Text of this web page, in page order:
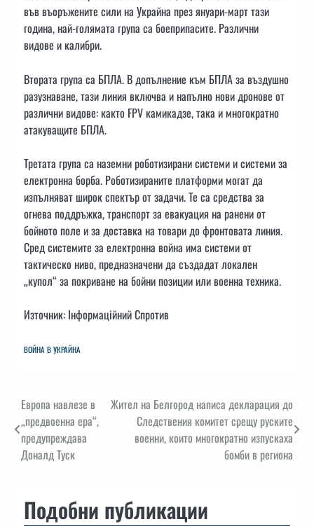
във въоръжените сили на Украйна през януари-март тази
година, най-голямата група са боеприпасите. Различни
видове и калибри.
Втората група са БПЛА. В допълнение към БПЛА за въздушно
разузнаване, тази линия включва и напълно нови дронове от
различни видове: както FPV камикадзе, така и многократно
атакуващите БПЛА.
Третата група са наземни роботизирани системи и системи за
електронна борба. Роботизираните платформи могат да
изпълняват широк спектър от задачи. Те са средства за
огнева поддръжка, транспорт за евакуация на ранени от
бойното поле и за доставка на товари до фронтовата линия.
Сред системите за електронна война има системи от
тактическо ниво, предназначени да създадат локален
„купол“ за покриване на бойни позиции или военна техника.
Източник: Інформаційний Спротив
ВОЙНА В УКРАЙНА
Навигация
​Европа навлезе в
„предвоенна ера“,
предупреждава
Доналд Туск
Жител на Белгород написа декларация до
Следствения комитет срещу руските
военни, които многократно изпускаха
бомби в региона
Подобни публикации